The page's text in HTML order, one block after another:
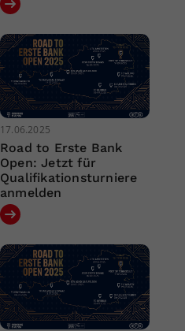
17.06.2025
Road to Erste Bank
Open: Jetzt für
Qualifikationsturniere
anmelden